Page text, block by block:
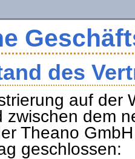
des
auf der
zwischen dem
Theano
geschlossen: